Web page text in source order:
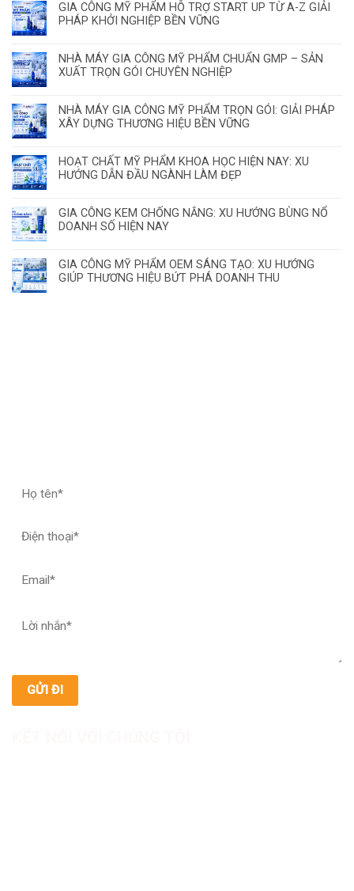
GIA CÔNG MỸ PHẨM HỖ TRỢ START UP TỪ A-Z GIẢI
PHÁP KHỞI NGHIỆP BỀN VỮNG
NHÀ MÁY GIA CÔNG MỸ PHẨM CHUẨN GMP – SẢN
XUẤT TRỌN GÓI CHUYÊN NGHIỆP
NHÀ MÁY GIA CÔNG MỸ PHẨM TRỌN GÓI: GIẢI PHÁP
XÂY DỰNG THƯƠNG HIỆU BỀN VỮNG
HOẠT CHẤT MỸ PHẨM KHOA HỌC HIỆN NAY: XU
HƯỚNG DẪN ĐẦU NGÀNH LÀM ĐẸP
GIA CÔNG KEM CHỐNG NẮNG: XU HƯỚNG BÙNG NỔ
DOANH SỐ HIỆN NAY
GIA CÔNG MỸ PHẨM OEM SÁNG TẠO: XU HƯỚNG
GIÚP THƯƠNG HIỆU BỨT PHÁ DOANH THU